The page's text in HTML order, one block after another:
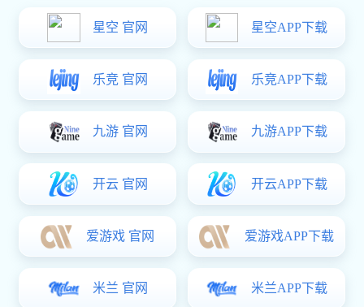
一站式产品
提供安全可靠的产品
化工阀门 二次供水设备
螺旋钢管